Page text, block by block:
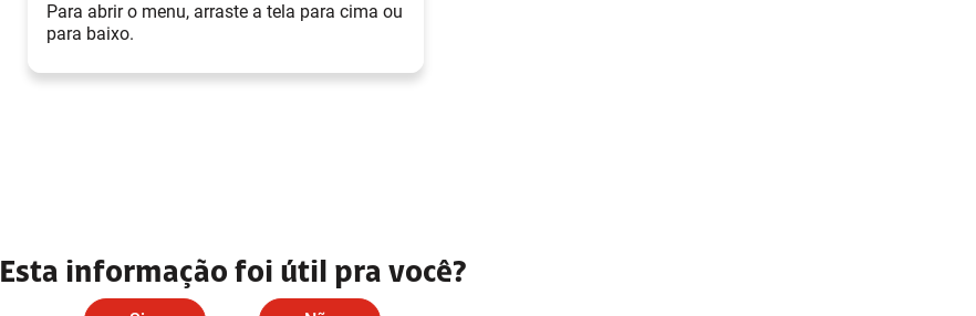
Para abrir o menu, arraste a tela para cima ou
para baixo.
Esta informação foi útil pra você?